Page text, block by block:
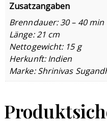
Zusatzangaben
Brenndauer: 30 – 40 min
Länge: 21 cm
Nettogewicht: 15 g
Herkunft: Indien
Marke: Shrinivas